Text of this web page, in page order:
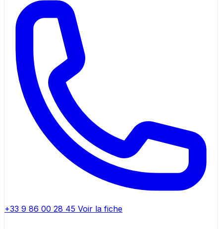
+33 9 86 00 28 45 Voir la fiche